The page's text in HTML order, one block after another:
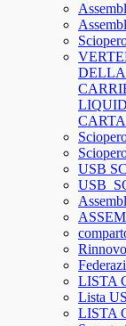
USB
LISTA
Lista
LISTA